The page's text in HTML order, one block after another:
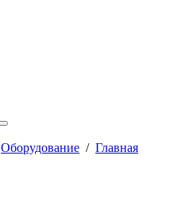
Оборудование / Главная